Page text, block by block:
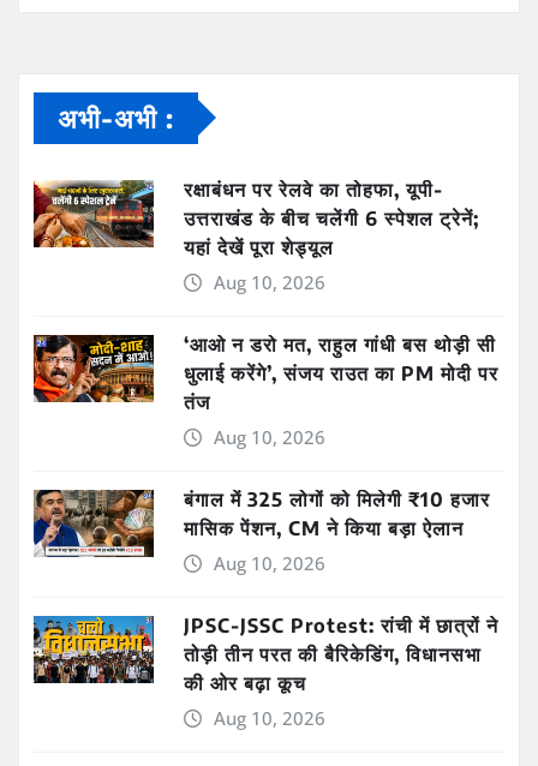
अभी-अभी :
रक्षाबंधन पर रेलवे का तोहफा, यूपी-
उत्तराखंड के बीच चलेंगी 6 स्पेशल ट्रेनें;
यहां देखें पूरा शेड्यूल
Aug 10, 2026
‘आओ न डरो मत, राहुल गांधी बस थोड़ी सी
धुलाई करेंगे’, संजय राउत का PM मोदी पर
तंज
Aug 10, 2026
बंगाल में 325 लोगों को मिलेगी ₹10 हजार
मासिक पेंशन, CM ने किया बड़ा ऐलान
Aug 10, 2026
JPSC-JSSC Protest: रांची में छात्रों ने
तोड़ी तीन परत की बैरिकेडिंग, विधानसभा
की ओर बढ़ा कूच
Aug 10, 2026